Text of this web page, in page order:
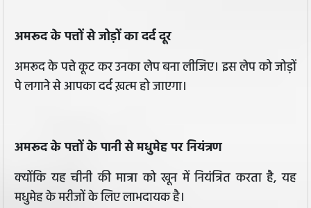
अमरूद के पत्तों से जोड़ों का दर्द दूर
अमरूद के पत्ते कूट कर उनका लेप बना लीजिए। इस लेप को जोड़ों
पे लगाने से आपका दर्द ख़त्म हो जाएगा।
अमरूद के पत्तों के पानी से मधुमेह पर नियंत्रण
क्योंकि यह चीनी की मात्रा को खून में नियंत्रित करता है, यह
मधुमेह के मरीजों के लिए लाभदायक है।